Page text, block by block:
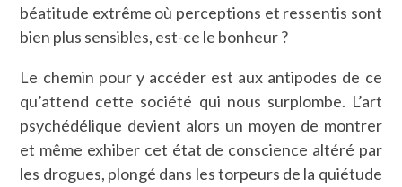
béatitude extrême où perceptions et ressentis sont
bien plus sensibles, est-ce le bonheur ?
Le chemin pour y accéder est aux antipodes de ce
qu’attend cette société qui nous surplombe. L’art
psychédélique devient alors un moyen de montrer
et même exhiber cet état de conscience altéré par
les drogues, plongé dans les torpeurs de la quiétude